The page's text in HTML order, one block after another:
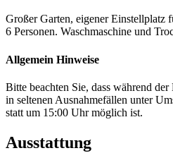
Großer Garten, eigener Einstellplatz
6 Personen. Waschmaschine und
Allgemein Hinweise
Bitte beachten Sie, dass während
in seltenen Ausnahmefällen unter
statt um 15:00 Uhr möglich ist.
Ausstattung